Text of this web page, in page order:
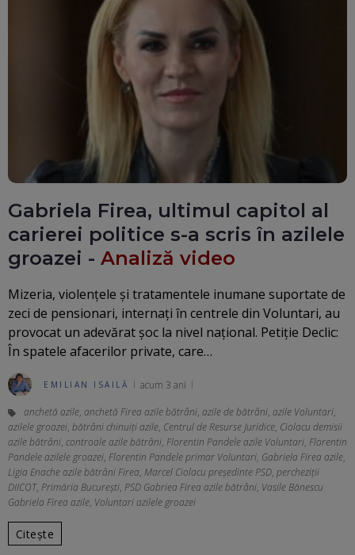
Gabriela Firea, ultimul capitol al
carierei politice s-a scris în azilele
groazei - Analiză video
Mizeria, violențele și tratamentele inumane suportate de
zeci de pensionari, internați în centrele din Voluntari, au
provocat un adevărat șoc la nivel național. Petiție Declic:
În spatele afacerilor private, care…
EMILIAN ISAILĂ acum 3 ani
anchetă azile, anchetă Firea azile bătrâni, azile de bătrâni, azile Voluntari,
azilele groazei, bătrâni chinuiți azile, Centrul de Resurse Juridice, Ciolacu demisii
azile bătrâni, controale azile bătrâni, Florentin Pandele azile Voluntari, Florentin
Pandele azilele groazei, Florentin Pandele primar Voluntari, Gabriela Firea azile,
Ligia Enache azile bătrâni Firea, Marcel Ciolacu președinte PSD, percheziții
DIICOT, Primăria București, PSD Gabriea Firea azile bătrâni, Vasile Bănescu
Gabriela Firea azile, Voluntari azilele groazei
Citește